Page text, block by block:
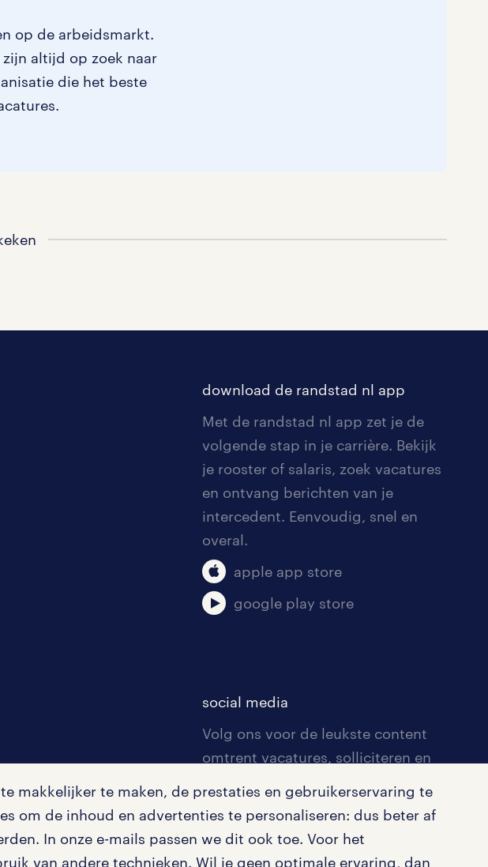
makkelijker te maken, de prestaties en gebruikerservaring te
om de inhoud en advertenties te personaliseren: dus beter af
In onze e-mails passen we dit ook toe. Voor het
van andere technieken. Wil je geen optimale ervaring, dan
op de arbeidsmarkt.
altijd op zoek naar
die het beste
download de randstad nl app
Met de randstad nl app zet je de
volgende stap in je carrière. Bekijk
je rooster of salaris, zoek vacatures
en ontvang berichten van je
intercedent. Eenvoudig, snel en
overal.
apple app store
google play store
social media
Volg ons voor de leukste content
omtrent vacatures, solliciteren en